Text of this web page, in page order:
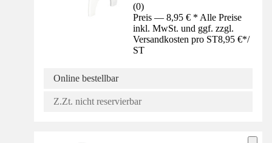
(0)
Preis — 8,95 € * Alle Preise
inkl. MwSt. und ggf. zzgl.
Versandkosten pro ST8,95 €*/
ST
Online bestellbar
Z.Zt. nicht reservierbar